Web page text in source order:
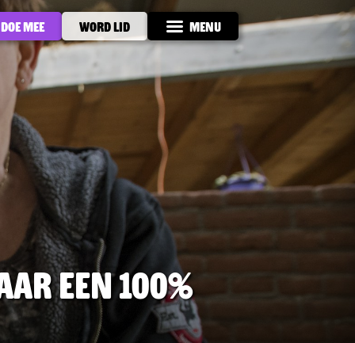
Doe mee Word lid Menu
een 100%